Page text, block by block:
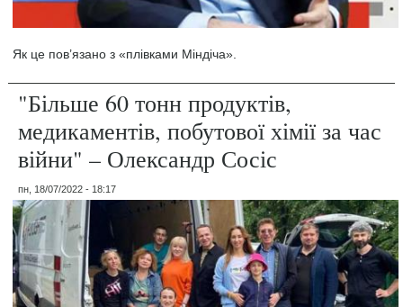
Як це пов’язано з «плівками Міндіча».
"Більше 60 тонн продуктів,
медикаментів, побутової хімії за час
війни" – Олександр Сосіс
пн, 18/07/2022 - 18:17